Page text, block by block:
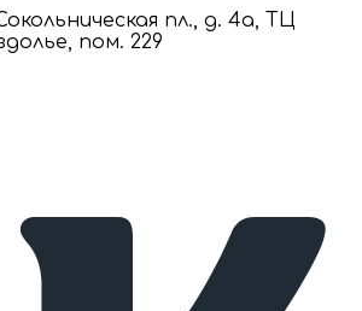
пл., д. 4а, ТЦ
пом. 229